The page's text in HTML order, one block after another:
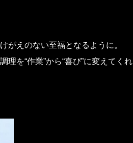
がえのない至福となるように。
を“作業”から“喜び”に変えてくれ